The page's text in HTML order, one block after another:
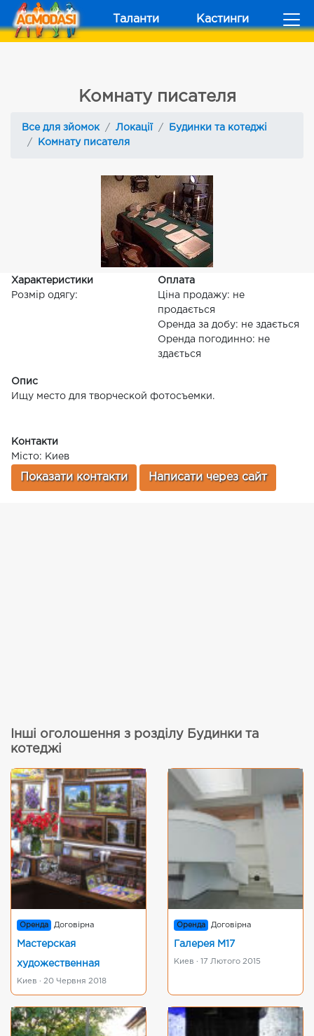
Таланти Кастинги
Комнату писателя
Все для зйомок Локації
Будинки та котеджі
Комнату писателя
Характеристики
Розмір одягу:
Оплата
Ціна продажу: не
продається
Оренда за добу: не здається
Оренда погодинно: не
здається
Опис
Ищу место для творческой фотосъемки.
Контакти
Місто: Киев
Показати контакти Написати через сайт
Інші оголошення з розділу Будинки та
котеджі
Оренда Договірна
Мастерская
художественная
Киев · 20 Червня 2018
Оренда Договірна
Галерея М17
Киев · 17 Лютого 2015